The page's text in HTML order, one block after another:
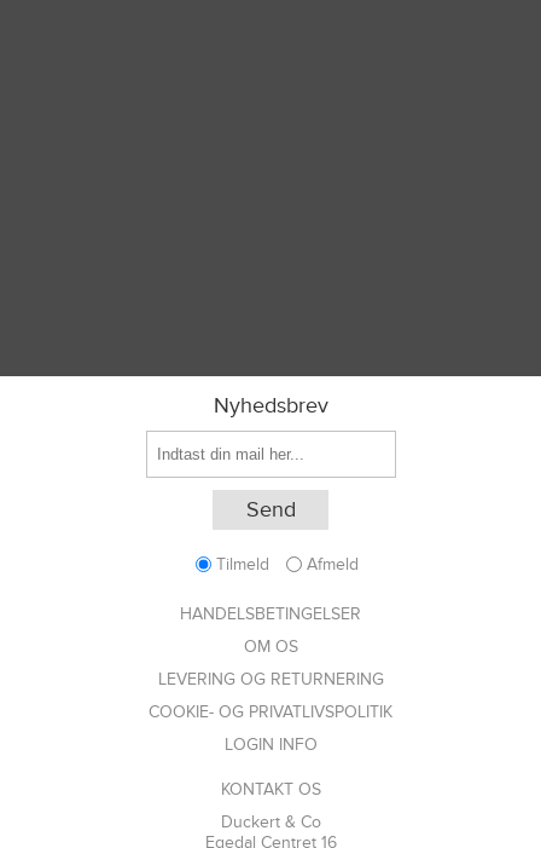
Nyhedsbrev
Tilmeld Afmeld
HANDELSBETINGELSER
OM OS
LEVERING OG RETURNERING
COOKIE- OG PRIVATLIVSPOLITIK
LOGIN INFO
KONTAKT OS
Duckert & Co
Egedal Centret 16